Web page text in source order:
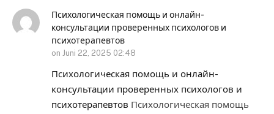
Психологическая помощь и онлайн-
консультации проверенных психологов и
психотерапевтов
on Juni 22, 2025 02:48
Психологическая помощь и онлайн-
консультации проверенных психологов и
психотерапевтов Психологическая помощь